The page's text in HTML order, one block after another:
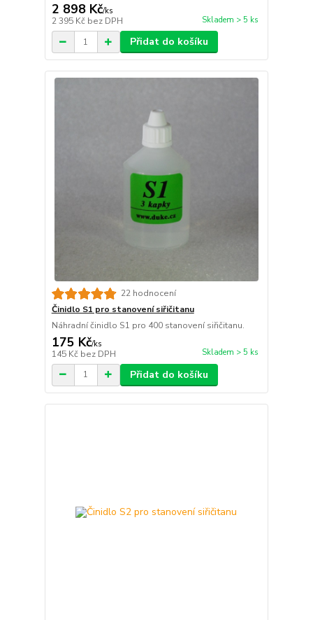
2 898 Kč/ks
2 395 Kč bez DPH Skladem > 5 ks
Přidat do košíku
22 hodnocení
Činidlo S1 pro stanovení siřičitanu
Náhradní činidlo S1 pro 400 stanovení siřičitanu.
175 Kč/ks
145 Kč bez DPH Skladem > 5 ks
Přidat do košíku